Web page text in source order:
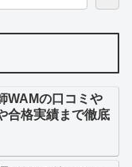
WAMの口コミや
合格実績まで徹底